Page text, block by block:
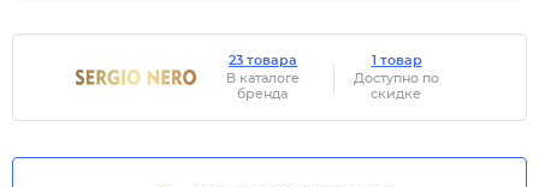
23 товара
В каталоге
бренда
1 товар
Доступно по
скидке